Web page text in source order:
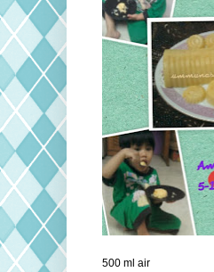
500 ml air